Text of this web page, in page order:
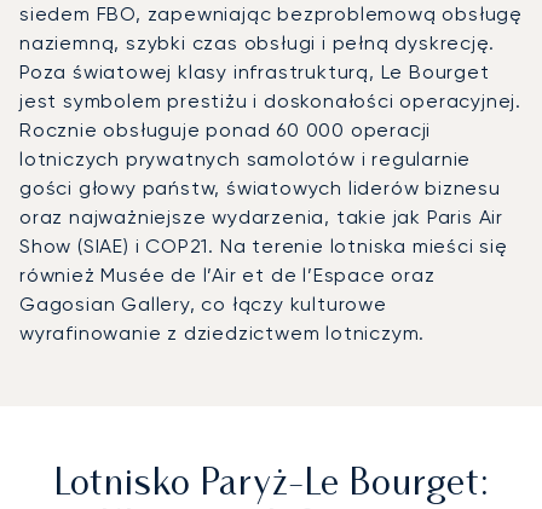
siedem FBO, zapewniając bezproblemową obsługę
naziemną, szybki czas obsługi i pełną dyskrecję.
Poza światowej klasy infrastrukturą, Le Bourget
jest symbolem prestiżu i doskonałości operacyjnej.
Rocznie obsługuje ponad 60 000 operacji
lotniczych prywatnych samolotów i regularnie
gości głowy państw, światowych liderów biznesu
oraz najważniejsze wydarzenia, takie jak Paris Air
Show (SIAE) i COP21. Na terenie lotniska mieści się
również Musée de l’Air et de l’Espace oraz
Gagosian Gallery, co łączy kulturowe
wyrafinowanie z dziedzictwem lotniczym.
Lotnisko Paryż-Le Bourget: